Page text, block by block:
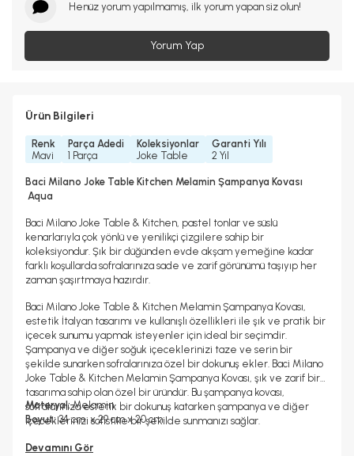
Henüz yorum yapılmamış, ilk yorum yapan siz olun!
Yorum Yap
Ürün Bilgileri
Renk
Mavi
Parça Adedi
1 Parça
Koleksiyonlar
Joke Table
Garanti Yılı
2 Yıl
Baci Milano Joke Table Kitchen Melamin Şampanya Kovası
Aqua
Baci Milano Joke Table & Kitchen, pastel tonlar ve süslü
kenarlarıyla çok yönlü ve yenilikçi çizgilere sahip bir
koleksiyondur. Şık bir düğünden evde akşam yemeğine kadar
farklı koşullarda sofralarınıza sade ve zarif görünümü taşıyıp her
zaman şaşırtmaya hazırdır.
Baci Milano Joke Table & Kitchen Melamin Şampanya Kovası,
estetik İtalyan tasarımı ve kullanışlı özellikleri ile şık ve pratik bir
içecek sunumu yapmak isteyenler için ideal bir seçimdir.
Şampanya ve diğer soğuk içeceklerinizi taze ve serin bir
şekilde sunarken sofralarınıza özel bir dokunuş ekler. Baci Milano
Joke Table & Kitchen Melamin Şampanya Kovası, şık ve zarif bir
tasarıma sahip olan özel bir üründür. Bu şampanya kovası,
sofralarınıza estetik bir dokunuş katarken şampanya ve diğer
içeceklerinizi sofistike bir şekilde sunmanızı sağlar.
Materyal:Melamin
Boyut:34 cm x 29 cm x 20 cm
Devamını Gör